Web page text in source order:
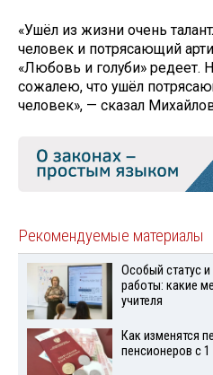
«Ушёл из жизни очень
человек и потрясающий
«Любовь и голуби» редеет.
сожалею, что ушёл
человек», — сказал
Рекомендуемые материалы
Особый статус и
работы: какие
учителя
Как изменятся
пенсионеров с 1